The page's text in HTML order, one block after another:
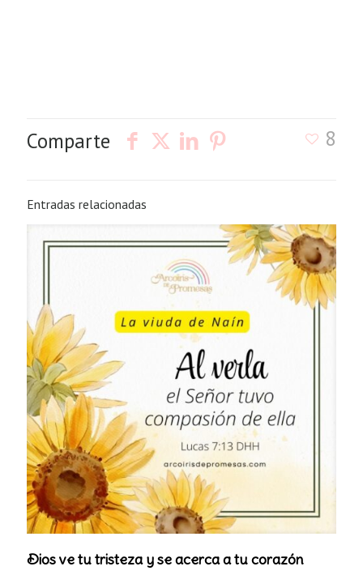
Comparte 8
Entradas relacionadas
Dios ve tu tristeza y se acerca a tu corazón